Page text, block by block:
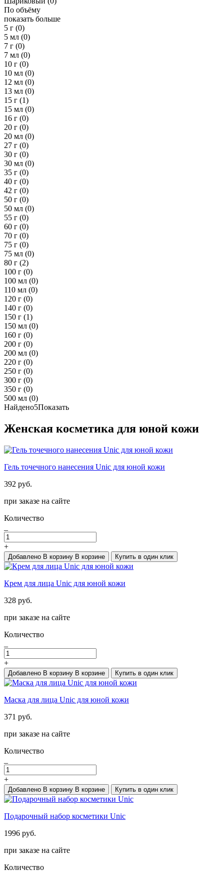
По объёму
показать больше
5 г (0)
5 мл (0)
7 г (0)
7 мл (0)
10 г (0)
10 мл (0)
12 мл (0)
13 мл (0)
15 г (1)
15 мл (0)
16 г (0)
20 г (0)
20 мл (0)
27 г (0)
30 г (0)
30 мл (0)
35 г (0)
40 г (0)
42 г (0)
50 г (0)
50 мл (0)
55 г (0)
60 г (0)
70 г (0)
75 г (0)
75 мл (0)
80 г (2)
100 г (0)
100 мл (0)
110 мл (0)
120 г (0)
140 г (0)
150 г (1)
150 мл (0)
160 г (0)
200 г (0)
200 мл (0)
220 г (0)
250 г (0)
300 г (0)
350 г (0)
500 мл (0)
Найдено5Показать
Женская косметика для юной кожи
Гель точечного нанесения Unic для юной кожи
392 руб.
при заказе на сайте
Количество
+
Добавлено В корзину В корзине Купить в один клик
Крем для лица Unic для юной кожи
328 руб.
при заказе на сайте
Количество
+
Добавлено В корзину В корзине Купить в один клик
Маска для лица Unic для юной кожи
371 руб.
при заказе на сайте
Количество
+
Добавлено В корзину В корзине Купить в один клик
Подарочный набор косметики Unic
1996 руб.
при заказе на сайте
Количество